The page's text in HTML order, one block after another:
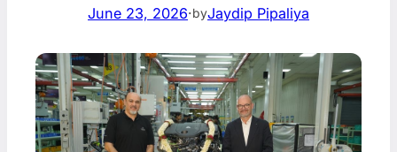
June 23, 2026·byJaydip Pipaliya